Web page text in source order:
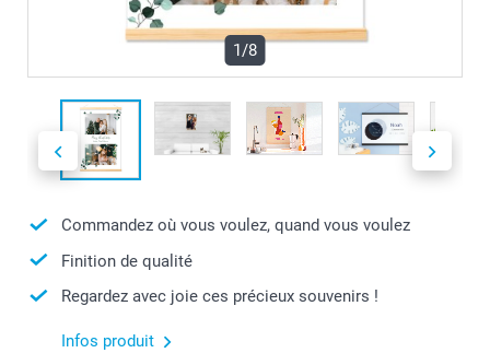
1/8
Commandez où vous voulez, quand vous voulez
Finition de qualité
Regardez avec joie ces précieux souvenirs !
Infos produit